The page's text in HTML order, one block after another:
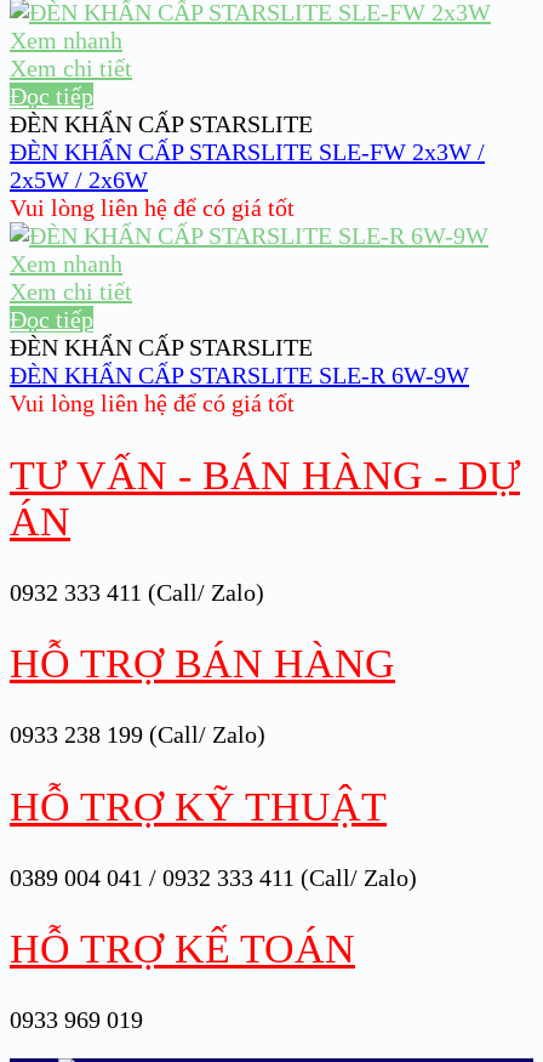
Xem nhanh
Xem chi tiết
Đọc tiếp
ĐÈN KHẨN CẤP STARSLITE
ĐÈN KHẨN CẤP STARSLITE SLE-FW 2x3W /
2x5W / 2x6W
Vui lòng liên hệ để có giá tốt
Xem nhanh
Xem chi tiết
Đọc tiếp
ĐÈN KHẨN CẤP STARSLITE
ĐÈN KHẨN CẤP STARSLITE SLE-R 6W-9W
Vui lòng liên hệ để có giá tốt
TƯ VẤN - BÁN HÀNG - DỰ
ÁN
0932 333 411 (Call/ Zalo)
HỖ TRỢ BÁN HÀNG
0933 238 199 (Call/ Zalo)
HỖ TRỢ KỸ THUẬT
0389 004 041 / 0932 333 411 (Call/ Zalo)
HỖ TRỢ KẾ TOÁN
0933 969 019